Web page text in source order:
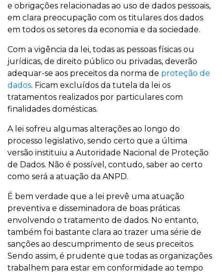
e obrigações relacionadas ao uso de dados pessoais,
em clara preocupação com os titulares dos dados
em todos os setores da economia e da sociedade.
Com a vigência da lei, todas as pessoas físicas ou
jurídicas, de direito público ou privadas, deverão
adequar-se aos preceitos da norma de proteção de
dados. Ficam excluídos da tutela da lei os
tratamentos realizados por particulares com
finalidades domésticas.
A lei sofreu algumas alterações ao longo do
processo legislativo, sendo certo que a última
versão instituiu a Autoridade Nacional de Proteção
de Dados. Não é possível, contudo, saber ao certo
como será a atuação da ANPD.
É bem verdade que a lei prevê uma atuação
preventiva e disseminadora de boas práticas
envolvendo o tratamento de dados. No entanto,
também foi bastante clara ao trazer uma série de
sanções ao descumprimento de seus preceitos.
Sendo assim, é prudente que todas as organizações
trabalhem para estar em conformidade ao tempo